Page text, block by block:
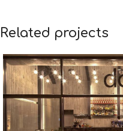
Related projects